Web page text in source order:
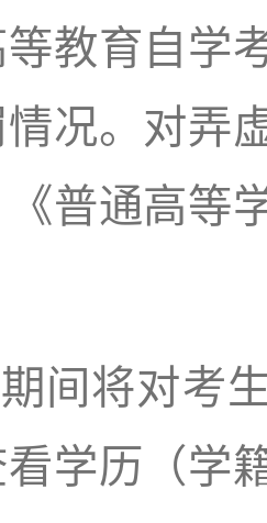
教育自学
况。对弄
普通高等
间将对考
学历（学